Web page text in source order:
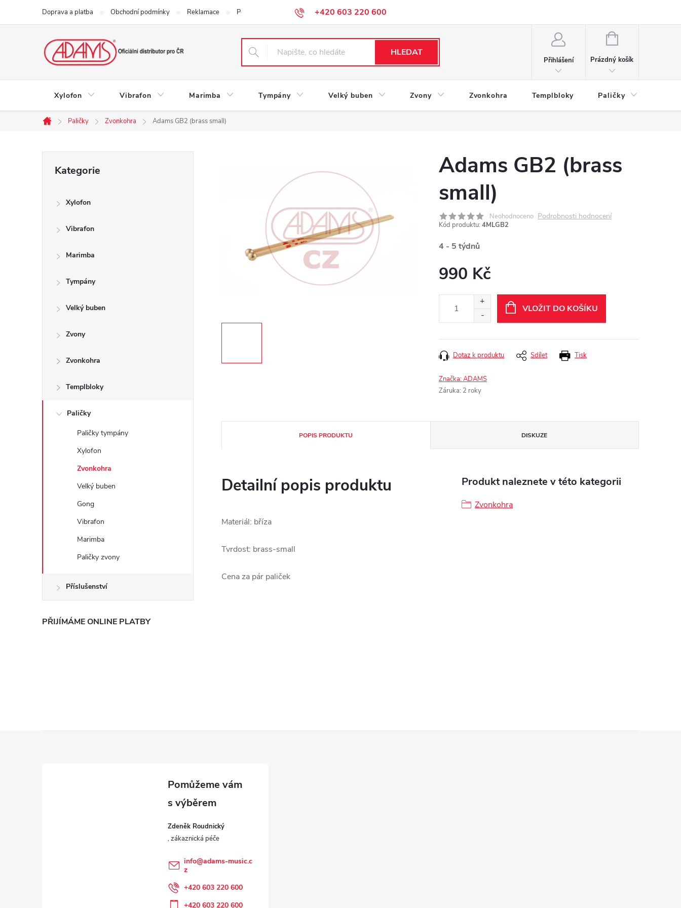
+420 603 220 600
Doprava a platba Obchodní podmínky Reklamace Podmínky ochrany osobních údajů
HLEDAT
Přihlášení
NÁKUPNÍ
Prázdný košík
Xylofon Vibrafon Marimba Tympány Velký buben Zvony Zvonkohra Templbloky Paličky
Domů
Paličky Zvonkohra Adams GB2 (brass small)
kategorie
Kategorie
Xylofon
Vibrafon
Marimba
Tympány
Velký buben
Zvony
Zvonkohra
Templbloky
Paličky
Paličky tympány
Xylofon
Zvonkohra
Velký buben
Gong
Vibrafon
Marimba
Paličky zvony
Příslušenství
PŘIJÍMÁME ONLINE PLATBY
Adams GB2 (brass
small)
Neohodnoceno Podrobnosti hodnocení
Kód produktu: 4MLGB2
4 - 5 týdnů
990 Kč
VLOŽIT DO KOŠÍKU
Tisk
Dotaz k produktu Sdílet
Značka:ADAMS
Záruka: 2 roky
POPIS PRODUKTU DISKUZE
Detailní popis produktu
Materiál: bříza
Tvrdost: brass-small
Cena za pár paliček
Produkt naleznete v této kategorii
Zvonkohra
Zdeněk Roudnický
info@adams-music.c
z
+420 603 220 600
+420 603 220 600